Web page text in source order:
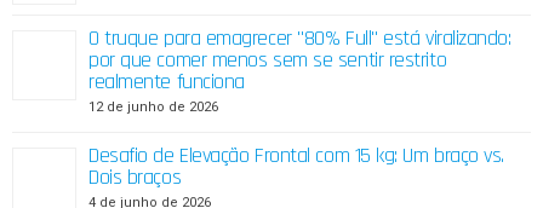
O truque para emagrecer "80% Full" está viralizando:
por que comer menos sem se sentir restrito
realmente funciona
12 de junho de 2026
Desafio de Elevação Frontal com 15 kg: Um braço vs.
Dois braços
4 de junho de 2026